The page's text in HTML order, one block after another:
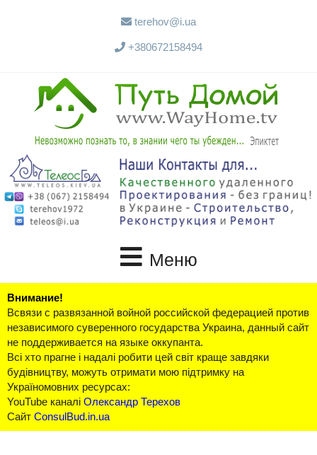
terehov@i.ua
+380672158494
Меню
Внимание!
Всвязи с развязанной войной российской федерацией против
независимого суверенного государства Украина, данный сайт
не поддерживается на языке оккупанта.
Всі хто прагне і надалі робити цей світ краще завдяки
будівництву, можуть отримати мою підтримку на
Україномовних ресурсах:
YouTube каналі Олександр Терехов
Сайт ConsulBud.in.ua